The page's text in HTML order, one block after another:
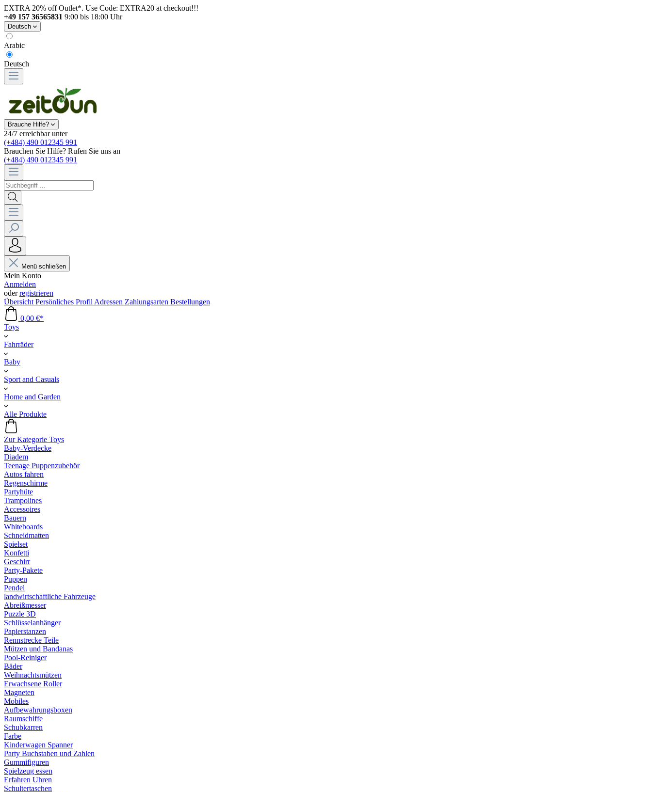
EXTRA 20% off Outlet*. Use Code: EXTRA20 at checkout!!!
+49 157 36565831 9:00 bis 18:00 Uhr
Deutsch
Arabic
Deutsch
Brauche Hilfe?
24/7 erreichbar unter
(+484) 490 012345 991
Brauchen Sie Hilfe? Rufen Sie uns an
(+484) 490 012345 991
Menü schließen
Mein Konto
Anmelden
oderregistrieren
Übersicht Persönliches Profil Adressen Zahlungsarten Bestellungen
0,00 €*
Toys
Fahrräder
Baby
Sport and Casuals
Home and Garden
Alle Produkte
Zur Kategorie Toys
Baby-Verdecke
Diadem
Teenage Puppenzubehör
Autos fahren
Regenschirme
Partyhüte
Trampolines
Accessoires
Bauern
Whiteboards
Schneidmatten
Spielset
Konfetti
Geschirr
Party-Pakete
Puppen
Pendel
landwirtschaftliche Fahrzeuge
Abreißmesser
Puzzle 3D
Schlüsselanhänger
Papierstanzen
Rennstrecke Teile
Mützen und Bandanas
Pool-Reiniger
Bäder
Weihnachtsmützen
Erwachsene Roller
Magneten
Mobiles
Aufbewahrungsboxen
Raumschiffe
Schubkarren
Farbe
Kinderwagen Spanner
Party Buchstaben und Zahlen
Gummifiguren
Spielzeug essen
Erfahren Uhren
Schultertaschen